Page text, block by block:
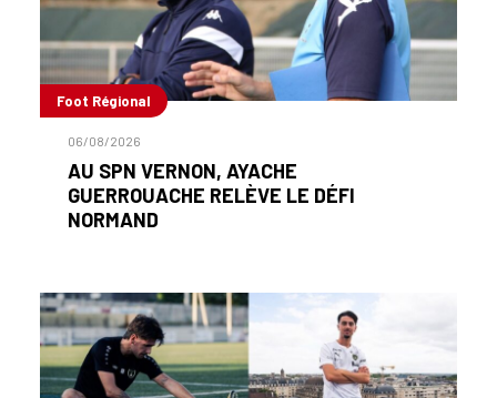
Foot Régional
06/08/2026
AU SPN VERNON, AYACHE
GUERROUACHE RELÈVE LE DÉFI
NORMAND